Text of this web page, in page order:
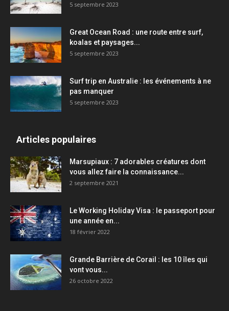
5 septembre 2023
Great Ocean Road : une route entre surf,
koalas et paysages...
5 septembre 2023
Surf trip en Australie : les événements à ne
pas manquer
5 septembre 2023
Articles populaires
Marsupiaux : 7 adorables créatures dont
vous allez faire la connaissance...
2 septembre 2021
Le Working Holiday Visa : le passeport pour
une année en...
18 février 2022
Grande Barrière de Corail : les 10 îles qui
vont vous...
26 octobre 2022